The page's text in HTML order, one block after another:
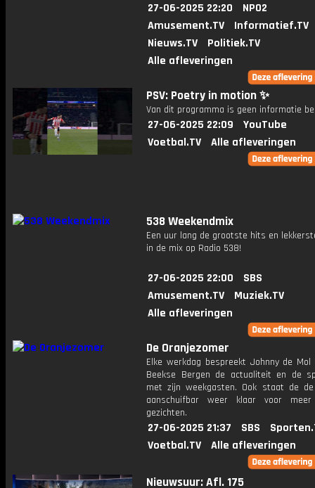
27-06-2025 22:20
NPO2
Amusement.TV
Informatief.TV
Nieuws.TV
Politiek.TV
Alle afleveringen
PSV: Poetry in motion ✨
Van dit programma is geen informatie
27-06-2025 22:09
YouTube
Voetbal.TV
Alle afleveringen
538 Weekendmix
Een uur lang de grootste hits en
in de mix op Radio 538!
27-06-2025 22:00
SBS
Amusement.TV
Muziek.TV
Alle afleveringen
De Oranjezomer
Elke werkdag bespreekt Johnny de
Beekse Bergen de actualiteit en de
met zijn weekgasten. Ook staat de de
aanschuifbar weer klaar voor meer
gezichten.
27-06-2025 21:37 SBS
Voetbal.TV
Alle afleveringen
Nieuwsuur: Afl. 175